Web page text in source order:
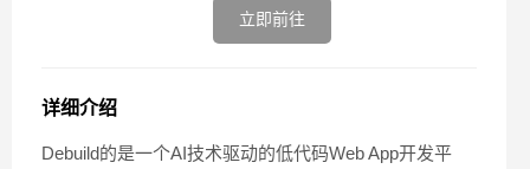
立即前往
详细介绍
Debuild的是一个AI技术驱动的低代码Web App开发平